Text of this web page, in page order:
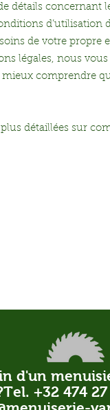
détails concernant
de votre propre
légales, nous
comprendre
détaillées sur
d'un
+32 474